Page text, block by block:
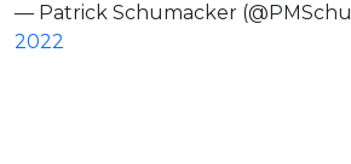
— Patrick Schumacker
2022